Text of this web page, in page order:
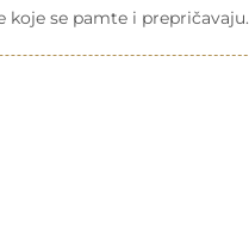
koje se pamte i prepričavaju.